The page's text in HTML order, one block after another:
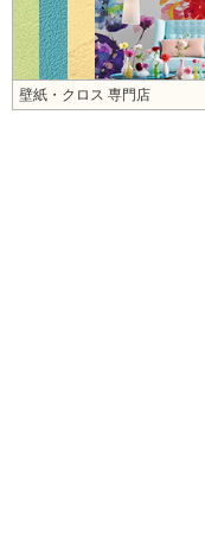
壁紙・クロス 専門店